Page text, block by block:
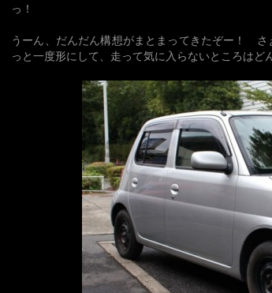
っ！
うーん、だんだん構想がまとまってきたぞー！ さ
っと一度形にして、走って気に入らないところはど